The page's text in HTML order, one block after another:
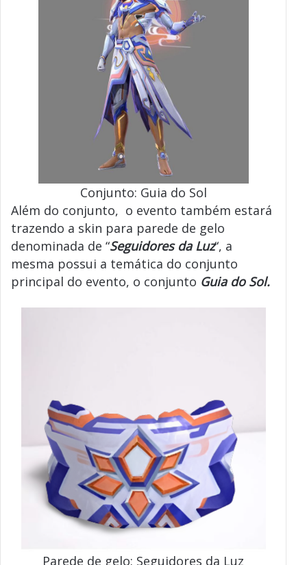
Conjunto: Guia do Sol
Além do conjunto, o evento também estará
trazendo a skin para parede de gelo
denominada de “Seguidores da Luz“, a
mesma possui a temática do conjunto
principal do evento, o conjunto Guia do Sol.
Parede de gelo: Seguidores da Luz